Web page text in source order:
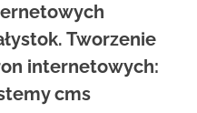
Tworzenie
internetowych:
cms